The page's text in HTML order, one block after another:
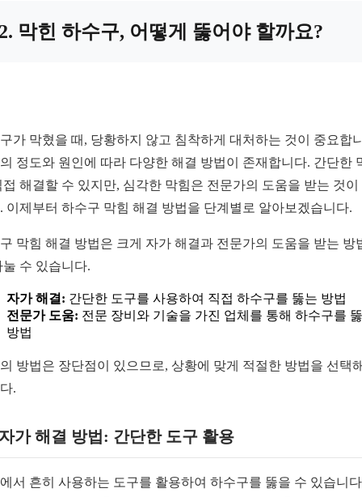
막힌 하수구, 어떻게 뚫어야 할까요?
가 막혔을 때, 당황하지 않고 침착하게 대처하는 것이 중요합
정도와 원인에 따라 다양한 해결 방법이 존재합니다. 간단한
접 해결할 수 있지만, 심각한 막힘은 전문가의 도움을 받는 것이
이제부터 하수구 막힘 해결 방법을 단계별로 알아보겠습니다.
막힘 해결 방법은 크게 자가 해결과 전문가의 도움을 받는 방
눌 수 있습니다.
자가 해결: 간단한 도구를 사용하여 직접 하수구를 뚫는 방법
전문가 도움: 전문 장비와 기술을 가진 업체를 통해 하수구를
방법
방법은 장단점이 있으므로, 상황에 맞게 적절한 방법을 선택
.
가 해결 방법: 간단한 도구 활용
서 흔히 사용하는 도구를 활용하여 하수구를 뚫을 수 있습니